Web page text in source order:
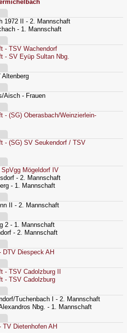
1972 II - 2. Mannschaft
- 1. Mannschaft
- TSV Wachendorf
- SV Eyüp Sultan Nbg.
Altenberg
Aisch - Frauen
- (SG) Oberasbach/Weinzierlein-
- (SG) SV Seukendorf / TSV
SpVgg Mögeldorf IV
- 2. Mannschaft
- 1. Mannschaft
II - 2. Mannschaft
2 - 1. Mannschaft
- 2. Mannschaft
DTV Diespeck AH
- TSV Cadolzburg II
- TSV Cadolzburg
Tuchenbach I - 2. Mannschaft
Nbg. - 1. Mannschaft
TV Dietenhofen AH